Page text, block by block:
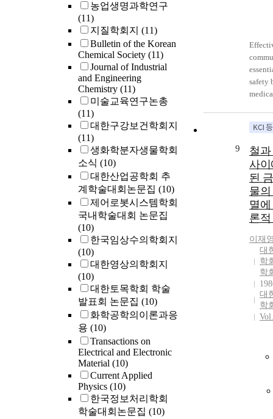
농업생명과학연구
(11)
지질학회지 (11)
Bulletin of the Korean
Chemical Society (11)
Journal of Industrial
and Engineering
Chemistry (11)
미술교육연구논총
(11)
대한구강보건학회지
(11)
생화학분자생물학회
소식 (10)
대한산업공학회 추
계학술대회논문집 (10)
제어로봇시스템학회
국내학술대회 논문집
(10)
한국임상수의학회지
(10)
대한영상의학회지
(10)
대한토목학회 학술
발표회 논문집 (10)
화학공학의이론과응
용 (10)
Transactions on
Electrical and Electronic
Material (10)
Current Applied
Physics (10)
한국정보처리학회
학술대회논문집 (10)
safety
failure
found
block
skills
9
철
사이
된
물
멸
론
이재
대
학
학
대
학